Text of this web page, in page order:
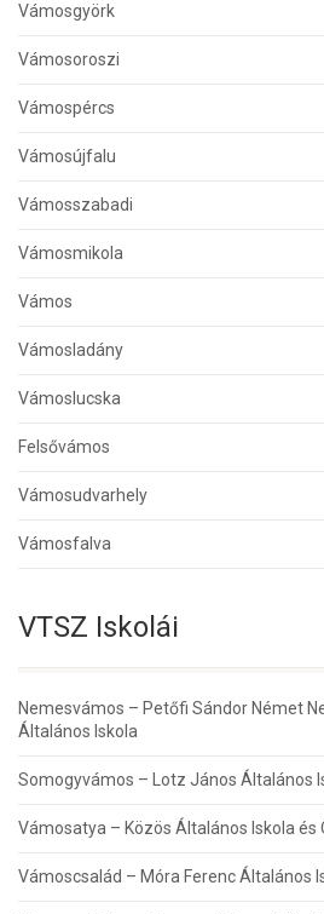
Vámosgyörk
Vámosoroszi
Vámospércs
Vámosújfalu
Vámosszabadi
Vámosmikola
Vámos
Vámosladány
Vámoslucska
Felsővámos
Vámosudvarhely
Vámosfalva
VTSZ Iskolái
Nemesvámos – Petőfi Sándor Német
Általános Iskola
Somogyvámos – Lotz János Általános
Vámosatya – Közös Általános Iskola és
Vámoscsalád – Móra Ferenc Általános